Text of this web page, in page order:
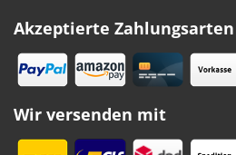
Akzeptierte Zahlungsarten
Wir versenden mit